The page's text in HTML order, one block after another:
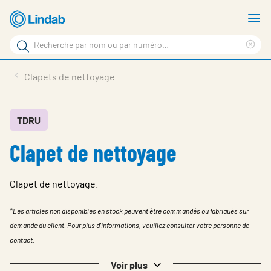
Aller
au
contenu
principal
Rechercher
Rechercher
sur
site
En vedette
À propos de Lindab
Identification
Clapets de nettoyage
TDRU
Clapet de nettoyage
Clapet de nettoyage.
*Les articles non disponibles en stock peuvent être commandés ou fabriqués sur
demande du client. Pour plus d'informations, veuillez consulter votre personne de
contact.
Voir plus